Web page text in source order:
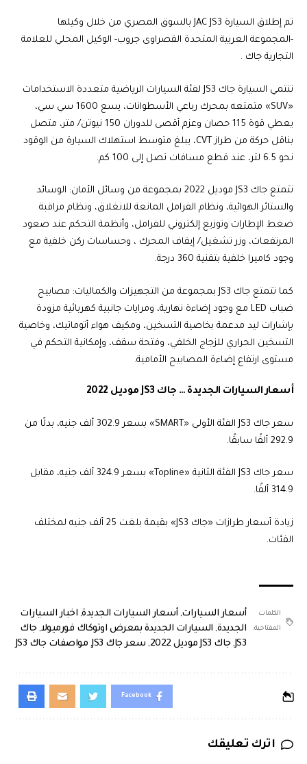
تم إطلاق السيارة JAC JS3 بالسوق المصري من خلال وكيلها
-المجموعة العربية المتحدة القصراوى جروب- الوكيل المحلي للعلامة
التجارية جاك .
تنتمي السيارة جاك JS3 لفئة السيارات الرياضية متعددة الاستخدامات
«SUV» متمتعه بمحرك رباعي الأسطوانات، يسع 1600 سي سي،
يعطي قوة 115 حصان وعزم أقصى للدوران 150 نيوتن/ متر، متصل
بناقل حركة من طراز CVT، يبلغ متوسط استهلاك السيارة من الوقود
نحو 6.5 لتر، عند قطع مسافات تصل إلى 100 كم.
تتمتع جاك JS3 موديل 2022 بمجموعة من وسائل الأمان: الوسائد
والستائر الهوائية، ونظام الفرامل المانعة للانغلاق، ونظام مراقبة
ضغط الإطارات وتوزيع إلكتروني للفرامل، وأنظمة التحكم عند صعود
المرتفعات، وزر تشغيل/ إيقاف المحرك ، وحساسات ركن خلفية مع
وجود كاميرا خلفية بتقنية 360 درجة.
كما تتمتع جاك JS3 بمجموعة من التجهيزات والكماليات: مصابيح
ضباب LED مع وجود إضاءة نهارية، ومرايات جانبية كهربائية مزودة
بإشارات ليد مدعمة بخاصية التسخين، ومكيف هواء أتوماتيك، وخاصية
التسخين الحراري للزجاج الخلفي، وفتحة سقف، وإمكانية التحكم في
مستوى ارتفاع إضاءة المصابيح الأمامية.
أسعار السيارات الجديدة … جاك JS3 موديل 2022
سعر جاك JS3 الفئة الأولى «SMART» بسعر 302.9 ألف جنيه، بدلًا من
292.9 ألفًا سابقًا.
سعر جاك JS3 الفئة الثانية «Topline» بسعر 324.9 ألف جنيه، مقابل
314.9 ألفًا.
زيادة أسعار طرازات «جاك JS3» بقيمة بلغت 25 ألف جنيه لمختلف
الفئات.
الكلمات
المفتاحية:
أسعار السيارات, أسعار السيارات الجديدة, اخبار السيارات
الجديدة, السيارات الجديدة بمعرض اوتوكاك فورميولا,جاك
JS3
,جاك JS3 موديل 2022 , سعر جاك JS3 , مواصفات جاك JS3
Facebook
اترك تعليقك